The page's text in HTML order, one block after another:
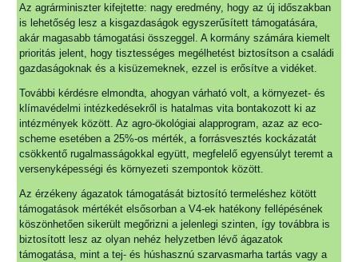
Az agrárminiszter kifejtette: nagy eredmény, hogy az új időszakban
is lehetőség lesz a kisgazdaságok egyszerűsített támogatására,
akár magasabb támogatási összeggel. A kormány számára kiemelt
prioritás jelent, hogy tisztességes megélhetést biztosítson a családi
gazdaságoknak és a kisüzemeknek, ezzel is erősítve a vidéket.
További kérdésre elmondta, ahogyan várható volt, a környezet- és
klímavédelmi intézkedésekről is hatalmas vita bontakozott ki az
intézmények között. Az agro-ökológiai alapprogram, azaz az eco-
scheme esetében a 25%-os mérték, a forrásvesztés kockázatát
csökkentő rugalmasságokkal együtt, megfelelő egyensúlyt teremt a
versenyképességi és környezeti szempontok között.
Az érzékeny ágazatok támogatását biztosító termeléshez kötött
támogatások mértékét elsősorban a V4-ek hatékony fellépésének
köszönhetően sikerült megőrizni a jelenlegi szinten, így továbbra is
biztosított lesz az olyan nehéz helyzetben lévő ágazatok
támogatása, mint a tej- és húshasznú szarvasmarha tartás vagy a